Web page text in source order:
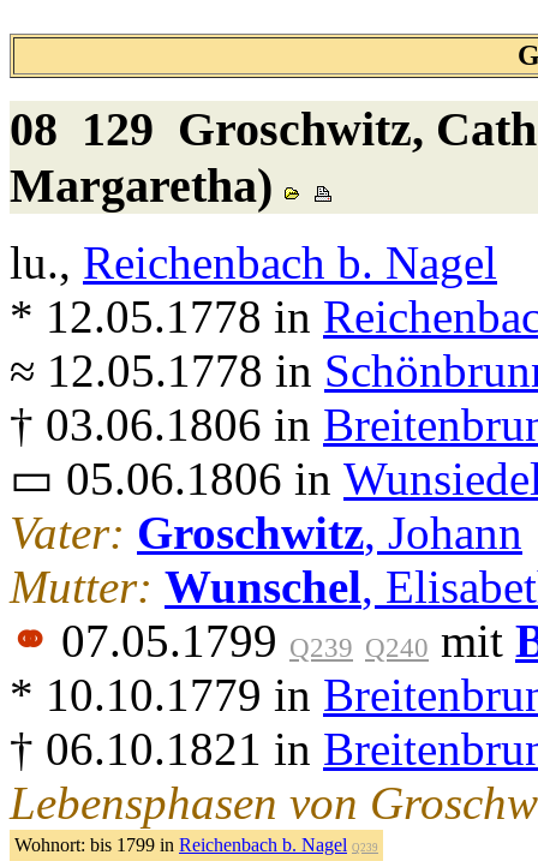
08 129 Groschwitz,
Margaretha)
lu., Reichenbach b. Nagel
* 12.05.1778 in
≈ 12.05.1778 in
† 03.06.1806 in
▭ 05.06.1806 in
Vater: Groschwitz, Johann
Mutter: Wunschel,
⚭ 07.05.1799 Q239 Q240 mit
* 10.10.1779 in
† 06.10.1821 in
Lebensphasen von
Wohnort: bis 1799 in Reichenbach b. Nagel Q239